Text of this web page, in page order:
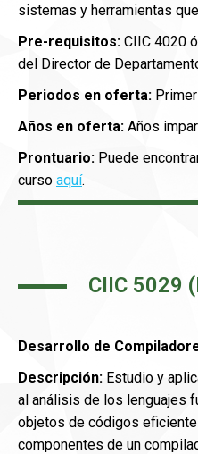
sistemas y herramientas
Pre-requisitos: CIIC 4020
del Director de
Periodos en oferta:
Años en oferta: Años
Prontuario: Puede
curso aquí.
CIIC 5029
Desarrollo de
Descripción: Estudio y
al análisis de los lenguajes
objetos de códigos
componentes de un